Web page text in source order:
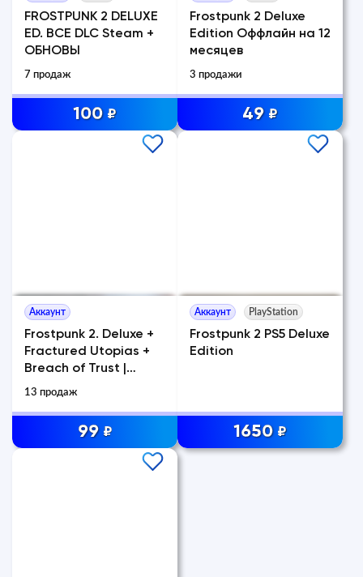
FROSTPUNK 2 DELUXE
ED. ВСЕ DLC Steam +
ОБНОВЫ
7 продаж
100 ₽
Frostpunk 2 Deluxe
Edition Оффлайн на 12
месяцев
3 продажи
49 ₽
Аккаунт
Frostpunk 2. Deluxe +
Fractured Utopias +
Breach of Trust |
LOGIN:PASS
13 продаж
99 ₽
Аккаунт PlayStation
Frostpunk 2 PS5 Deluxe
Edition
1650 ₽